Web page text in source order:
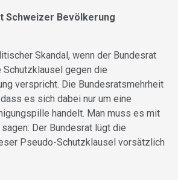
Schweizer Bevölkerung
Skandal, wenn der Bundesrat
gegen die
ver­spricht. Die Bundesratsmehrheit
es sich dabei nur um eine
handelt. Man muss es mit
Der Bundesrat lügt die
Pseudo-Schutzklausel vorsätzlich